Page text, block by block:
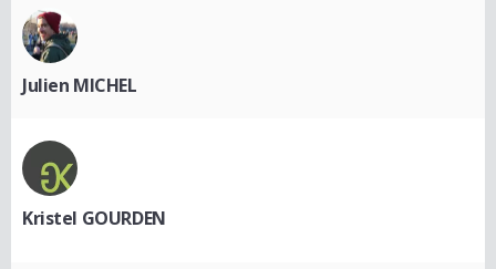
Julien MICHEL
Kristel GOURDEN